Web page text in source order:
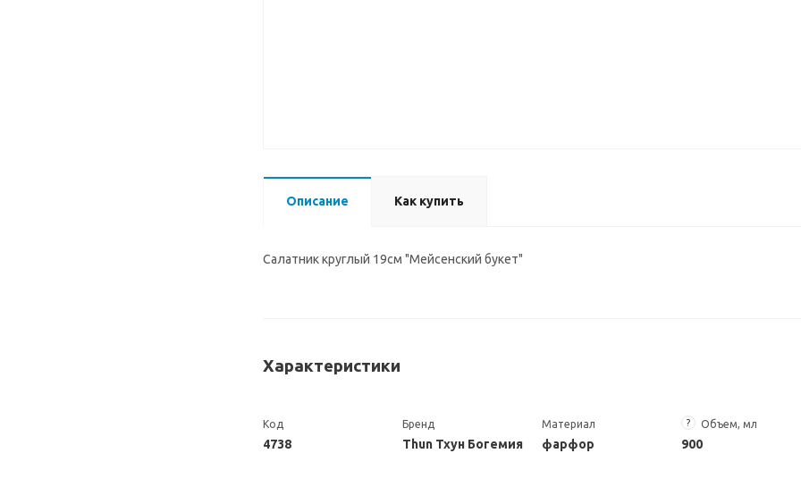
Описание Как купить
Салатник круглый 19см "Мейсенский букет"
Характеристики
Код
4738
Бренд
Thun Тхун Богемия
Материал
фарфор
? Объем, мл
900